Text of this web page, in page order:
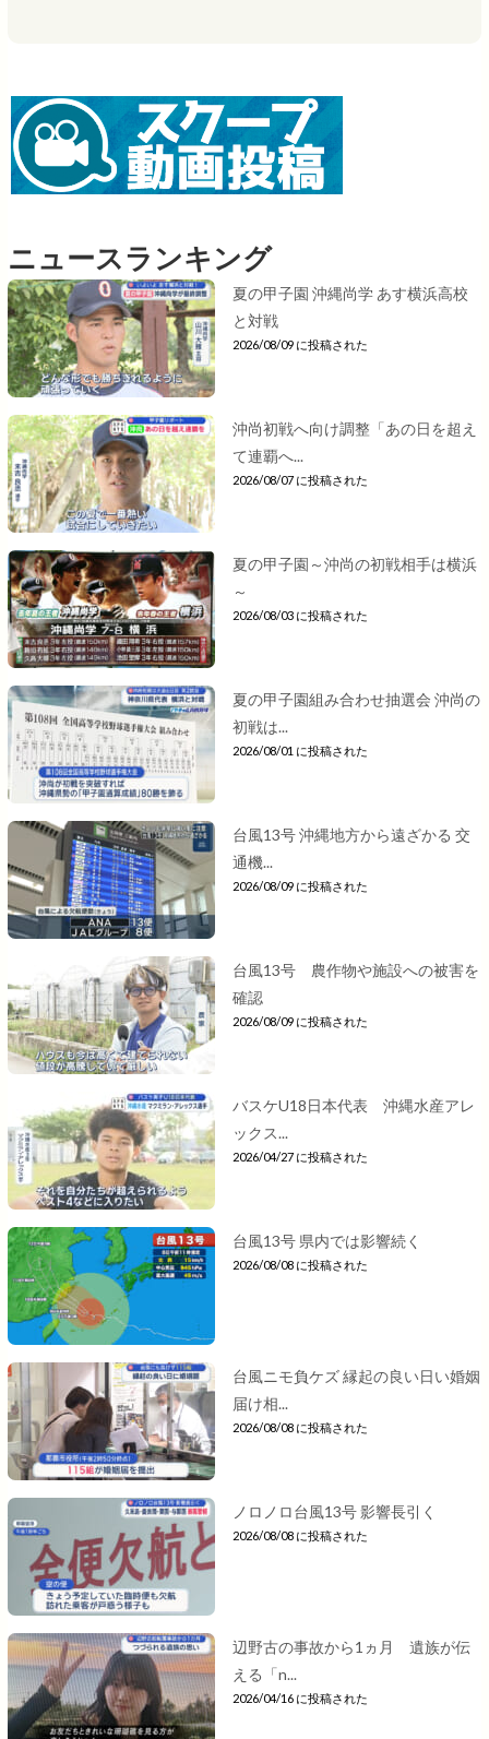
ニュースランキング
夏の甲子園 沖縄尚学 あす横浜高校
と対戦
2026/08/09 に投稿された
沖尚初戦へ向け調整「あの日を超え
て連覇へ...
2026/08/07 に投稿された
夏の甲子園～沖尚の初戦相手は横浜
～
2026/08/03 に投稿された
夏の甲子園組み合わせ抽選会 沖尚の
初戦は...
2026/08/01 に投稿された
台風13号 沖縄地方から遠ざかる 交
通機...
2026/08/09 に投稿された
台風13号 農作物や施設への被害を
確認
2026/08/09 に投稿された
バスケU18日本代表 沖縄水産アレ
ックス...
2026/04/27 に投稿された
台風13号 県内では影響続く
2026/08/08 に投稿された
台風ニモ負ケズ 縁起の良い日い婚姻
届け相...
2026/08/08 に投稿された
ノロノロ台風13号 影響長引く
2026/08/08 に投稿された
辺野古の事故から1ヵ月 遺族が伝
える「n...
2026/04/16 に投稿された